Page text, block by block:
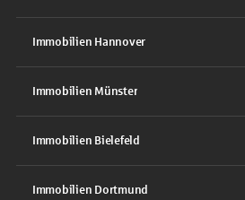
Immobilien Hannover
Immobilien Münster
Immobilien Bielefeld
Immobilien Dortmund